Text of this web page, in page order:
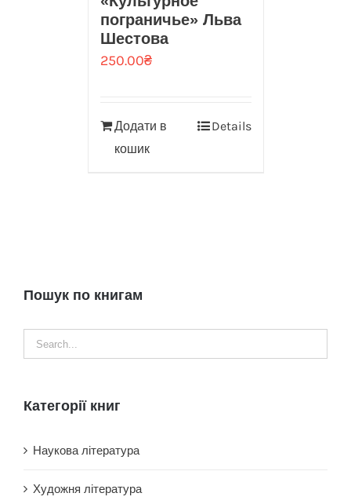
пограничье» Льва
Шестова
250.00₴
Додати в
кошик
Details
Пошук по книгам
Категорії книг
Наукова література
Художня література